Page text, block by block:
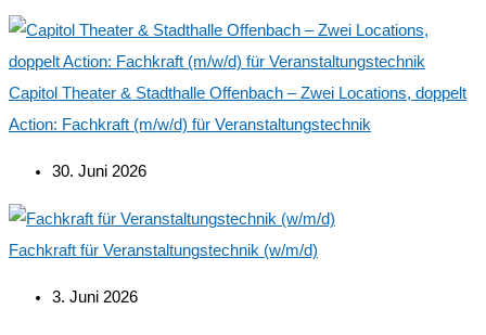
Capitol Theater & Stadthalle Offenbach – Zwei Locations, doppelt
Action: Fachkraft (m/w/d) für Veranstaltungstechnik
30. Juni 2026
Fachkraft für Veranstaltungstechnik (w/m/d)
3. Juni 2026